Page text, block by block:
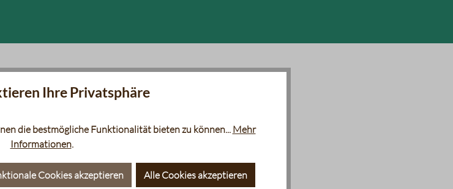
Ihre Privatsphäre
die bestmögliche Funktionalität bieten zu können... Mehr
Informationen.
Cookies akzeptieren Alle Cookies akzeptieren